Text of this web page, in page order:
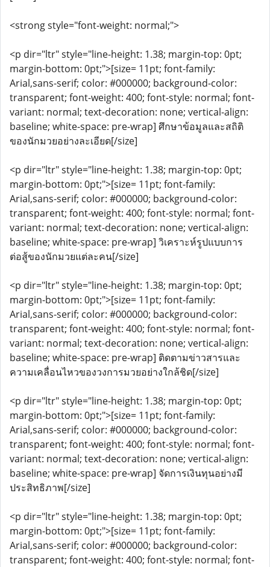
<strong style="font-weight: normal;">
<p dir="ltr" style="line-height: 1.38; margin-top: 0pt;
margin-bottom: 0pt;">[size= 11pt; font-family:
Arial,sans-serif; color: #000000; background-color:
transparent; font-weight: 400; font-style: normal; font-
variant: normal; text-decoration: none; vertical-align:
baseline; white-space: pre-wrap] ศึกษาข้อมูลและสถิติ
ของนักมวยอย่างละเอียด[/size]
<p dir="ltr" style="line-height: 1.38; margin-top: 0pt;
margin-bottom: 0pt;">[size= 11pt; font-family:
Arial,sans-serif; color: #000000; background-color:
transparent; font-weight: 400; font-style: normal; font-
variant: normal; text-decoration: none; vertical-align:
baseline; white-space: pre-wrap] วิเคราะห์รูปแบบการ
ต่อสู้ของนักมวยแต่ละคน[/size]
<p dir="ltr" style="line-height: 1.38; margin-top: 0pt;
margin-bottom: 0pt;">[size= 11pt; font-family:
Arial,sans-serif; color: #000000; background-color:
transparent; font-weight: 400; font-style: normal; font-
variant: normal; text-decoration: none; vertical-align:
baseline; white-space: pre-wrap] ติดตามข่าวสารและ
ความเคลื่อนไหวของวงการมวยอย่างใกล้ชิด[/size]
<p dir="ltr" style="line-height: 1.38; margin-top: 0pt;
margin-bottom: 0pt;">[size= 11pt; font-family:
Arial,sans-serif; color: #000000; background-color:
transparent; font-weight: 400; font-style: normal; font-
variant: normal; text-decoration: none; vertical-align:
baseline; white-space: pre-wrap] จัดการเงินทุนอย่างมี
ประสิทธิภาพ[/size]
<p dir="ltr" style="line-height: 1.38; margin-top: 0pt;
margin-bottom: 0pt;">[size= 11pt; font-family:
Arial,sans-serif; color: #000000; background-color:
transparent; font-weight: 400; font-style: normal; font-